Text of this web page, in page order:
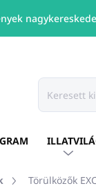
Törülközők